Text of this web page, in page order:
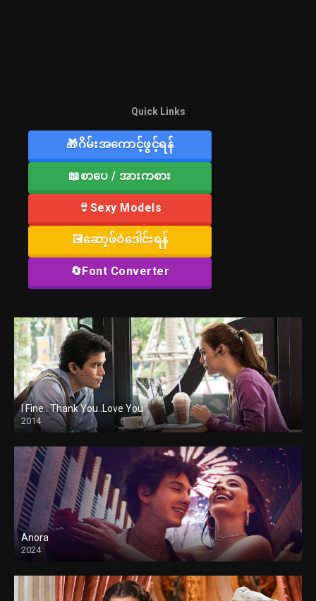
Quick Links
🎁ဂိမ်းအကောင့်ဖွင့်ရန်
📖စာပေ / အားကစား
👙Sexy Models
💽ဆော့ဖ်ဝဲဒေါင်းရန်
🔄Font Converter
I Fine.. Thank You..Love You
2014
Anora
2024